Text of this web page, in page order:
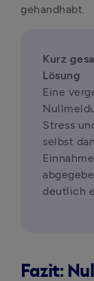
gehandhabt.
Kurz
Eine
Stress
selbst
deutlich
Fazit: